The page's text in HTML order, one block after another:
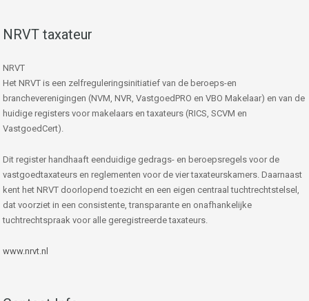
NRVT taxateur
NRVT
Het NRVT is een zelfreguleringsinitiatief van de beroeps-en
brancheverenigingen (NVM, NVR, VastgoedPRO en VBO Makelaar) en van de
huidige registers voor makelaars en taxateurs (RICS, SCVM en
VastgoedCert).
Dit register handhaaft eenduidige gedrags- en beroepsregels voor de
vastgoedtaxateurs en reglementen voor de vier taxateurskamers. Daarnaast
kent het NRVT doorlopend toezicht en een eigen centraal tuchtrechtstelsel,
dat voorziet in een consistente, transparante en onafhankelijke
tuchtrechtspraak voor alle geregistreerde taxateurs.
www.nrvt.nl